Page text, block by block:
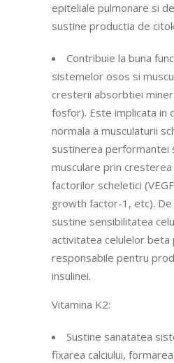
epiteliale pulmonare si
sustine productia de
Contribuie la buna
sistemelor osos si
cresterii absorbtiei
fosfor). Este implicata in
normala a musculaturii
sustinerea performantei
musculare prin
factorilor scheletici
growth factor-1, etc). De
sustine sensibilitatea
activitatea celulelor beta
responsabile pentru
insulinei.
Vitamina K2:
Sustine sanatatea
fixarea calciului,